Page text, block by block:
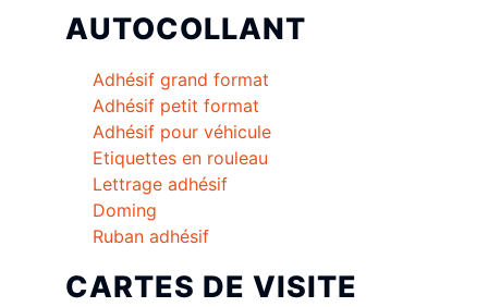
AUTOCOLLANT
Adhésif grand format
Adhésif petit format
Adhésif pour véhicule
Etiquettes en rouleau
Lettrage adhésif
Doming
Ruban adhésif
CARTES DE VISITE